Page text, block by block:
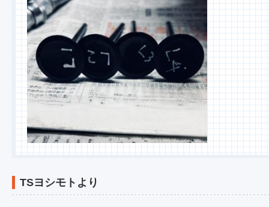
TSヨシモトより